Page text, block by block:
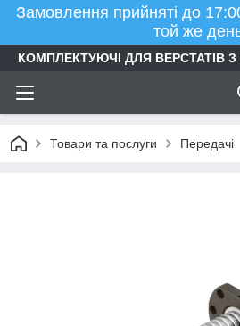
Замовлення прийняті до
той же
КОМПЛЕКТУЮЧІ ДЛЯ ВЕРСТАТІВ З
Товари та послуги Передачі